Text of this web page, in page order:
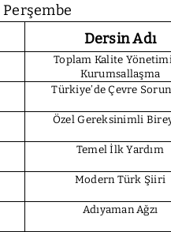
Perşembe
Dersin Adı
Toplam Kalite
Kurumsallaşma
Türkiye’de Çevre
Özel Gereksinimli
Temel İlk Yardım
Modern Türk Şiiri
Adıyaman Ağzı